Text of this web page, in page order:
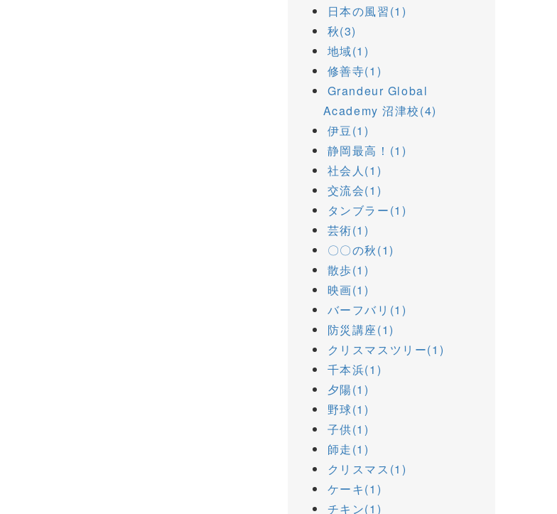
日本の風習(1)
秋(3)
地域(1)
修善寺(1)
Grandeur Global
Academy 沼津校(4)
伊豆(1)
静岡最高！(1)
社会人(1)
交流会(1)
タンブラー(1)
芸術(1)
〇〇の秋(1)
散歩(1)
映画(1)
バーフバリ(1)
防災講座(1)
クリスマスツリー(1)
千本浜(1)
夕陽(1)
野球(1)
子供(1)
師走(1)
クリスマス(1)
ケーキ(1)
チキン(1)